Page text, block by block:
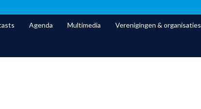
Agenda Multimedia Verenigingen & organisaties